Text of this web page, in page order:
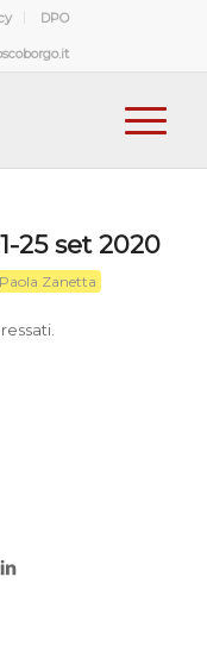
DPO
25 set 2020
Paola Zanetta